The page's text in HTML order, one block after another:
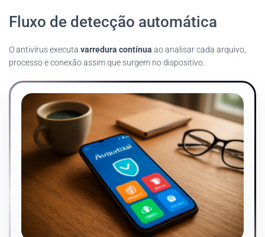
Fluxo de detecção automática
O antivírus executa varredura contínua ao analisar cada arquivo,
processo e conexão assim que surgem no dispositivo.